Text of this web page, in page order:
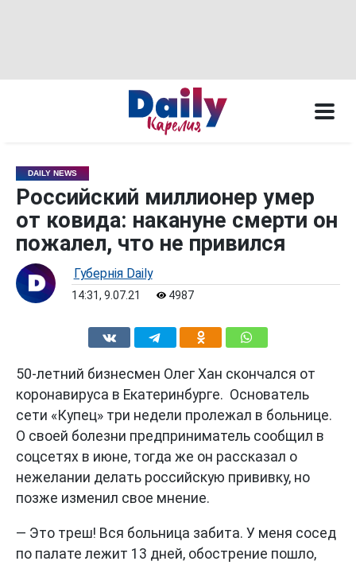
DAILY NEWS
Российский миллионер умер
от ковида: накануне смерти он
пожалел, что не привился
Губернiя Daily
14:31, 9.07.21 4987
50-летний бизнесмен Олег Хан скончался от
коронавируса в Екатеринбурге. Основатель
сети «Купец» три недели пролежал в больнице.
О своей болезни предприниматель сообщил в
соцсетях в июне, тогда же он рассказал о
нежелании делать российскую прививку, но
позже изменил свое мнение.
— Это треш! Вся больница забита. У меня сосед
по палате лежит 13 дней, обострение пошло,